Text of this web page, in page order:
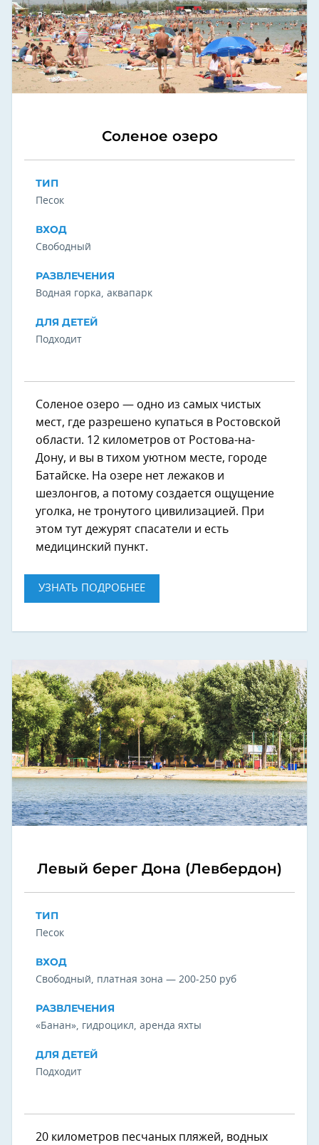
Соленое озеро
ТИП
Песок
ВХОД
Свободный
РАЗВЛЕЧЕНИЯ
Водная горка, аквапарк
ДЛЯ ДЕТЕЙ
Подходит
Соленое озеро — одно из самых чистых
мест, где разрешено купаться в Ростовской
области. 12 километров от Ростова-на-
Дону, и вы в тихом уютном месте, городе
Батайске. На озере нет лежаков и
шезлонгов, а потому создается ощущение
уголка, не тронутого цивилизацией. При
этом тут дежурят спасатели и есть
медицинский пункт.
УЗНАТЬ ПОДРОБНЕЕ
Левый берег Дона (Левбердон)
ТИП
Песок
ВХОД
Свободный, платная зона — 200-250 руб
РАЗВЛЕЧЕНИЯ
«Банан», гидроцикл, аренда яхты
ДЛЯ ДЕТЕЙ
Подходит
20 километров песчаных пляжей, водных